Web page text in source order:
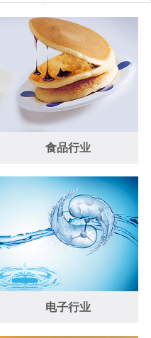
食品行业
电子行业